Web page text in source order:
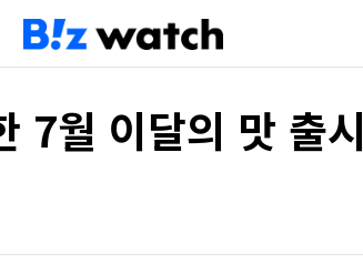
7월 이달의 맛 출시